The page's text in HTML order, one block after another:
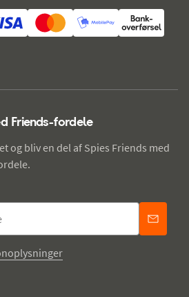
Friends-fordele
og bliv en del af Spies Friends med